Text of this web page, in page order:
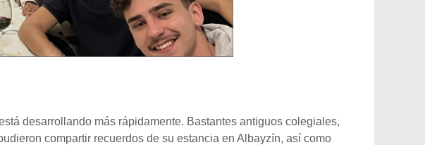
desarrollando más rápidamente. Bastantes antiguos colegiales,
compartir recuerdos de su estancia en Albayzín, así como